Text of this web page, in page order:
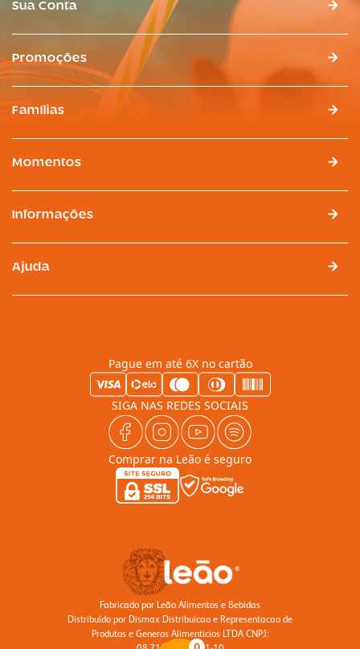
Sua Conta
Promoções
Famílias
Momentos
Informações
Ajuda
Pague em até 6X no cartão
SIGA NAS REDES SOCIAIS
Comprar na Leão é seguro
Fabricado por Leão Alimentos e Bebidas
Distribuído por Dismax Distribuicao e Representacao de
Produtos e Generos Alimenticios LTDA CNPJ: